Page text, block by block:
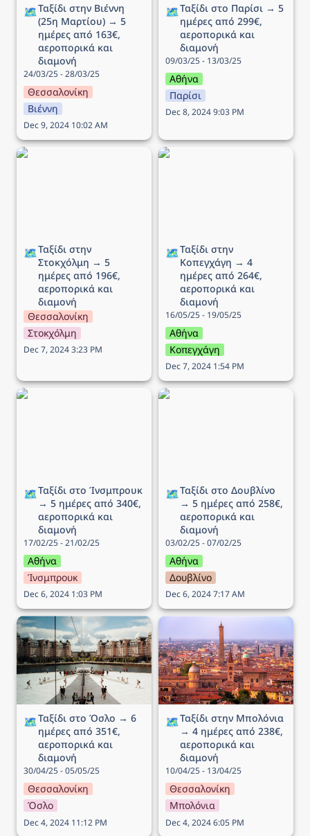
🗺️Ταξίδι στην Βιέννη
(25η Μαρτίου) → 5
ημέρες από 163€,
αεροπορικά και
διαμονή
24/03/25 - 28/03/25
Θεσσαλονίκη
Βιέννη
Dec 9, 2024 10:02 AM
🗺️Ταξίδι στο Παρίσι → 5
ημέρες από 299€,
αεροπορικά και
διαμονή
09/03/25 - 13/03/25
Αθήνα
Παρίσι
Dec 8, 2024 9:03 PM
Ταξίδι στην Στοκχόλμη →
🗺️Ταξίδι στην
Στοκχόλμη → 5
ημέρες από 196€,
αεροπορικά και
διαμονή
Θεσσαλονίκη
Στοκχόλμη
Dec 7, 2024 3:23 PM
Ταξίδι στην Κοπεγχάγη →
🗺️Ταξίδι στην
Κοπεγχάγη → 4
ημέρες από 264€,
αεροπορικά και
διαμονή
16/05/25 - 19/05/25
Αθήνα
Κοπεγχάγη
Dec 7, 2024 1:54 PM
Ταξίδι στo Ίνσμπρουκ →
🗺️Ταξίδι στo Ίνσμπρουκ
→ 5 ημέρες από 340€,
αεροπορικά και
διαμονή
17/02/25 - 21/02/25
Αθήνα
Ίνσμπρουκ
Dec 6, 2024 1:03 PM
Ταξίδι στο Δουβλίνο → 5
🗺️Ταξίδι στο Δουβλίνο
→ 5 ημέρες από 258€,
αεροπορικά και
διαμονή
03/02/25 - 07/02/25
Αθήνα
Δουβλίνο
Dec 6, 2024 7:17 AM
Ταξίδι στο Όσλο → 6
ημέρες από 351€,
αεροπορικά και διαμονή
🗺️Ταξίδι στο Όσλο → 6
ημέρες από 351€,
αεροπορικά και
διαμονή
30/04/25 - 05/05/25
Θεσσαλονίκη
Όσλο
Dec 4, 2024 11:12 PM
Ταξίδι στην Μπολόνια →
4 ημέρες από 238€,
αεροπορικά και διαμονή
🗺️Ταξίδι στην Μπολόνια
→ 4 ημέρες από 238€,
αεροπορικά και
διαμονή
10/04/25 - 13/04/25
Θεσσαλονίκη
Μπολόνια
Dec 4, 2024 6:05 PM